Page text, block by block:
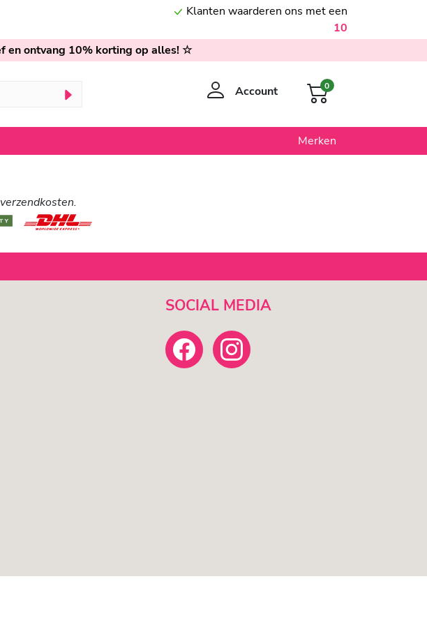
Klanten waarderen ons met een
10
en ontvang 10% korting op alles! ☆
Account 0
Merken
SOCIAL MEDIA